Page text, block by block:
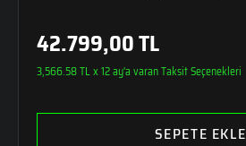
Monster Sırt Çantası Hediye
42.799,00 TL
3,566.58 TL x 12 ay'a varan Taksit Seçenekleri
SEPETE EKLE